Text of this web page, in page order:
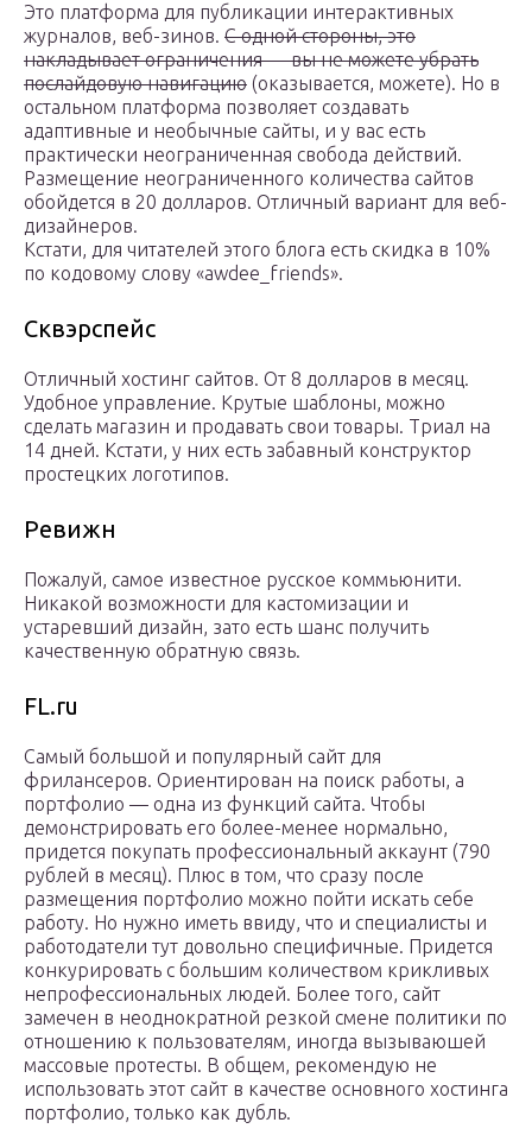
Это платформа для публикации интерактивных
журналов, веб-зинов. С одной стороны, это
накладывает ограничения — вы не можете убрать
послайдовую навигацию (оказывается, можете). Но в
остальном платформа позволяет создавать
адаптивные и необычные сайты, и у вас есть
практически неограниченная свобода действий.
Размещение неограниченного количества сайтов
обойдется в 20 долларов. Отличный вариант для веб-
дизайнеров.
Кстати, для читателей этого блога есть скидка в 10%
по кодовому слову «awdee_friends».
Сквэрспейс
Отличный хостинг сайтов. От 8 долларов в месяц.
Удобное управление. Крутые шаблоны, можно
сделать магазин и продавать свои товары. Триал на
14 дней. Кстати, у них есть забавный конструктор
простецких логотипов.
Ревижн
Пожалуй, самое известное русское коммьюнити.
Никакой возможности для кастомизации и
устаревший дизайн, зато есть шанс получить
качественную обратную связь.
FL.ru
Самый большой и популярный сайт для
фрилансеров. Ориентирован на поиск работы, а
портфолио — одна из функций сайта. Чтобы
демонстрировать его более-менее нормально,
придется покупать профессиональный аккаунт (790
рублей в месяц). Плюс в том, что сразу после
размещения портфолио можно пойти искать себе
работу. Но нужно иметь ввиду, что и специалисты и
работодатели тут довольно специфичные. Придется
конкурировать с большим количеством крикливых
непрофессиональных людей. Более того, сайт
замечен в неоднократной резкой смене политики по
отношению к пользователям, иногда вызываюшей
массовые протесты. В общем, рекомендую не
использовать этот сайт в качестве основного хостинга
портфолио, только как дубль.